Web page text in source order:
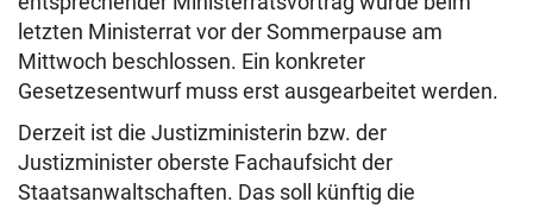
letzten Ministerrat vor der Sommerpause am
Mittwoch beschlossen. Ein konkreter
Gesetzesentwurf muss erst ausgearbeitet werden.
Derzeit ist die Justizministerin bzw. der
Justizminister oberste Fachaufsicht der
Staatsanwaltschaften. Das soll künftig die